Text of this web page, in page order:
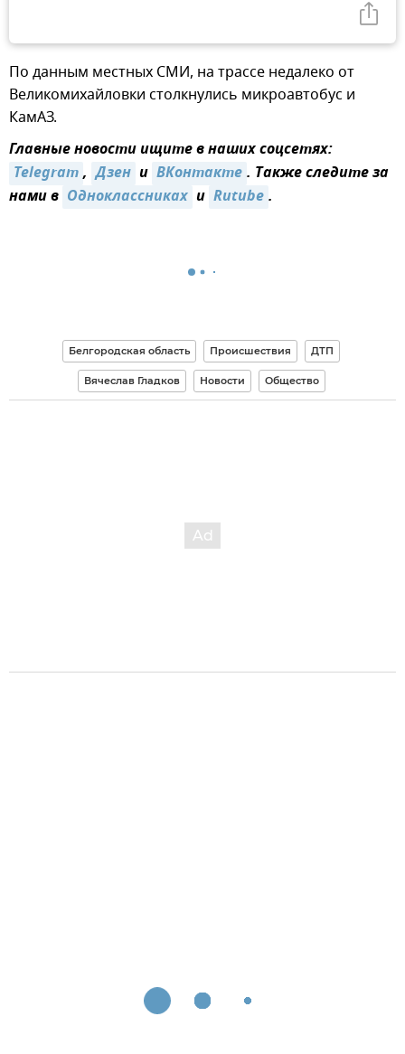
По данным местных СМИ, на трассе недалеко от
Великомихайловки столкнулись микроавтобус и
КамАЗ.
Главные новости ищите в наших соцсетях:
Telegram, Дзен и ВКонтакте. Также следите за
нами в Одноклассниках и Rutube.
Белгородская область Происшествия ДТП
Вячеслав Гладков Новости Общество